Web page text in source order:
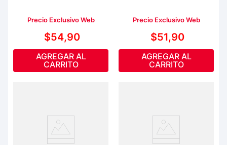
Precio Exclusivo Web
$54,90
AGREGAR AL
CARRITO
Precio Exclusivo Web
$51,90
AGREGAR AL
CARRITO